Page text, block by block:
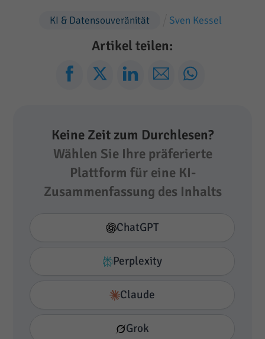
KI & Datensouveränität Sven Kessel
Artikel teilen:
Keine Zeit zum Durchlesen?
Wählen Sie Ihre präferierte
Plattform für eine KI-
Zusammenfassung des Inhalts
ChatGPT
Perplexity
Claude
Grok